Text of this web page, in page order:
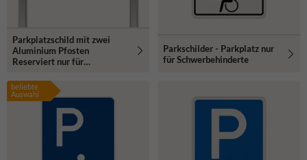
Parkplatzschild mit zwei
Aluminium Pfosten
Reserviert nur für
Parkschilder - Parkplatz nur
für Schwerbehinderte
beliebte
Auswahl